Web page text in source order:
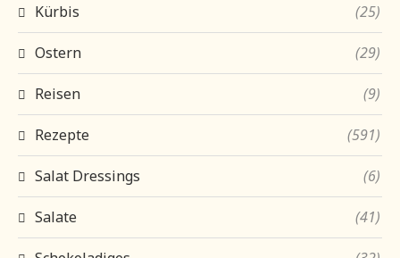
Kürbis (25)
Ostern (29)
Reisen (9)
Rezepte (591)
Salat Dressings (6)
Salate (41)